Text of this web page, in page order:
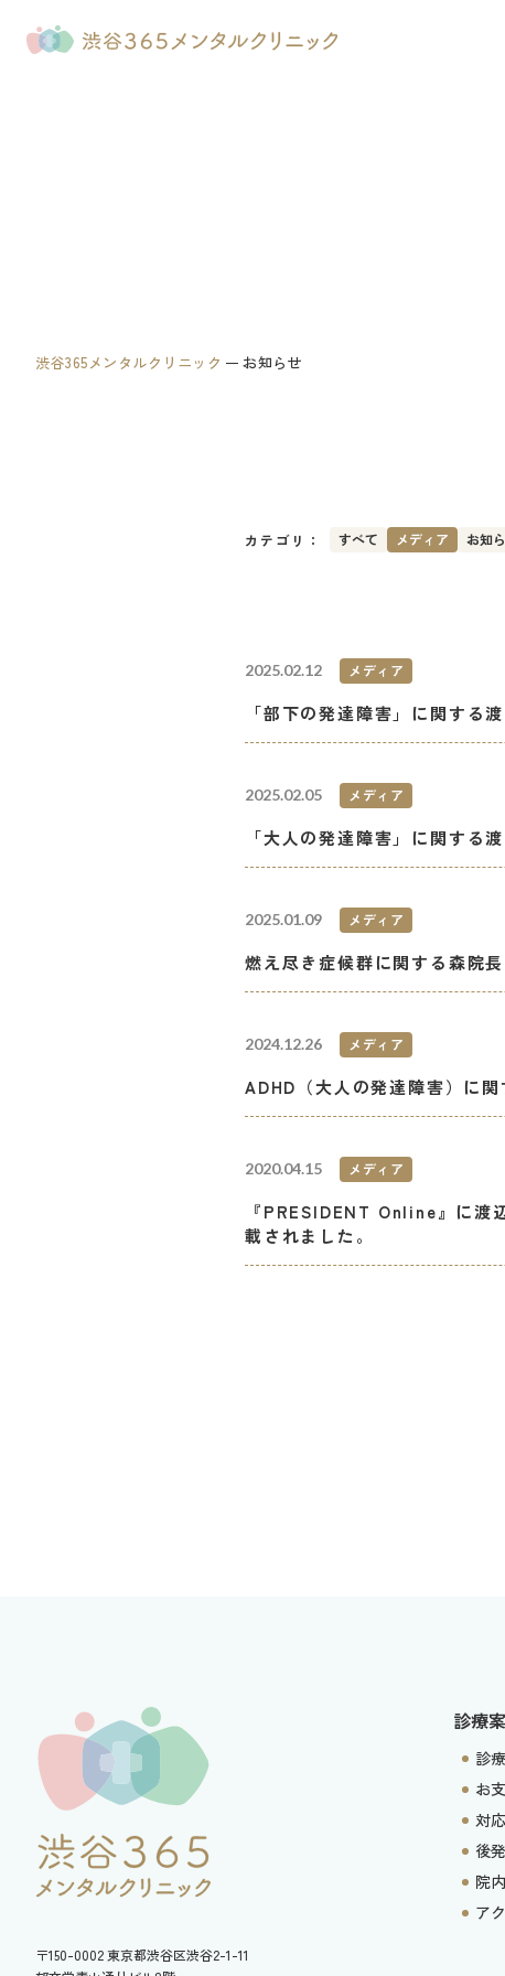
渋谷365メンタルクリニック お知らせ
カテゴリ： すべて メディア お知
2025.02.12 メディア
「部下の発達障害」に関する
2025.02.05 メディア
「大人の発達障害」に関する
2025.01.09 メディア
燃え尽き症候群に関する森院
2024.12.26 メディア
ADHD（大人の発達障害）に
2020.04.15 メディア
『PRESIDENT Online』に渡
載されました。
〒150-0002東京都渋谷区渋谷2-1-11
診療
診
お
対
後
院
ア